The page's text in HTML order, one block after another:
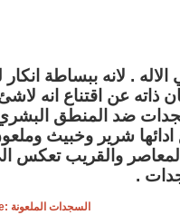
. لانه ببساطة انكار
ذاته عن اقتناع انه
ضد المنطق
ادائها شرير وخبيث
المعاصر والقريب تعكس
.
Read more: السجدات الملعونة